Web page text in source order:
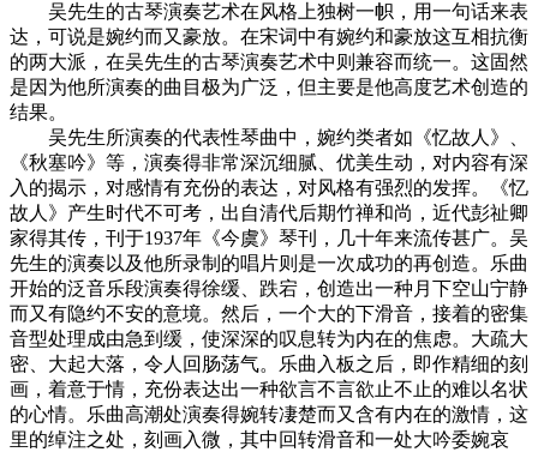
吴先生的古琴演奏艺术在风格上独树一帜，用一句话来表
达，可说是婉约而又豪放。在宋词中有婉约和豪放这互相抗衡
的两大派，在吴先生的古琴演奏艺术中则兼容而统一。这固然
是因为他所演奏的曲目极为广泛，但主要是他高度艺术创造的
结果。
吴先生所演奏的代表性琴曲中，婉约类者如《忆故人》、
《秋塞吟》等，演奏得非常深沉细腻、优美生动，对内容有深
入的揭示，对感情有充份的表达，对风格有强烈的发挥。《忆
故人》产生时代不可考，出自清代后期竹禅和尚，近代彭祉卿
家得其传，刊于1937年《今虞》琴刊，几十年来流传甚广。吴
先生的演奏以及他所录制的唱片则是一次成功的再创造。乐曲
开始的泛音乐段演奏得徐缓、跌宕，创造出一种月下空山宁静
而又有隐约不安的意境。然后，一个大的下滑音，接着的密集
音型处理成由急到缓，使深深的叹息转为内在的焦虑。大疏大
密、大起大落，令人回肠荡气。乐曲入板之后，即作精细的刻
画，着意于情，充份表达出一种欲言不言欲止不止的难以名状
的心情。乐曲高潮处演奏得婉转凄楚而又含有内在的激情，这
里的绰注之处，刻画入微，其中回转滑音和一处大吟委婉哀